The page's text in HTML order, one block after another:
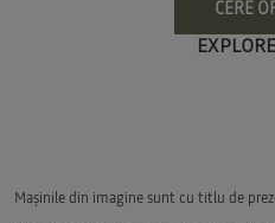
CERE
Mașinile din imagine sunt cu titlu de